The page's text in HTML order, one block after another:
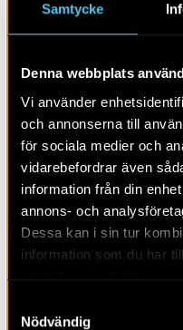
Samtycke
Denna webbplats
Vi använder
och annonserna till
för sociala medier och
vidarebefordrar även
information från din
annons- och
Dessa kan i sin tur
information som du har
Nödvändig
RAPPORT 2017:70
Krapperups